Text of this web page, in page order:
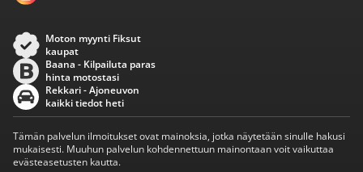
Moton myynti Fiksut
kaupat
Baana - Kilpailuta paras
hinta motostasi
Rekkari - Ajoneuvon
kaikki tiedot heti
Tämän palvelun ilmoitukset ovat mainoksia, jotka näytetään sinulle hakusi
mukaisesti. Muuhun palvelun kohdennettuun mainontaan voit vaikuttaa
evästeasetusten kautta.